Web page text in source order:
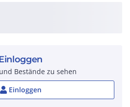
Bestände zu sehen
Einloggen